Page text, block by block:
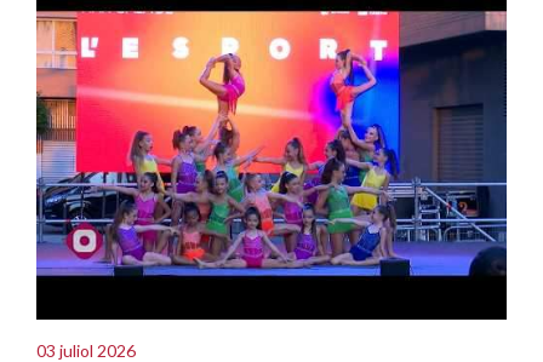
03 juliol 2026